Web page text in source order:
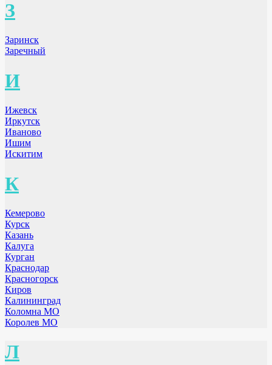
З
Заринск
Заречный
И
Ижевск
Иркутск
Иваново
Ишим
Искитим
К
Кемерово
Курск
Казань
Калуга
Курган
Краснодар
Красногорск
Киров
Калининград
Коломна МО
Королев МО
Л